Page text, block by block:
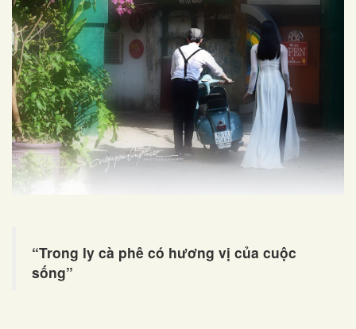
“Trong ly cà phê có hương vị của cuộc
sống”